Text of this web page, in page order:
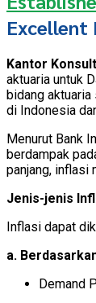
Excellent
Kantor
aktuaria untuk
bidang
di Indonesia
Menurut Bank
berdampak
panjang, inflasi
Jenis-jenis
Inflasi dapat
a.
Demand